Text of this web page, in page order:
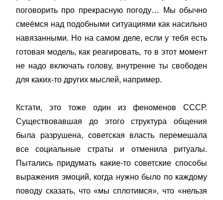
поговорить про прекрасную погоду… Мы обычно
смеёмся над подобными ситуациями как насильно
навязанными. Но на самом деле, если у тебя есть
готовая модель, как реагировать, то в этот момент
не надо включать голову, внутренне ты свободен
для каких-то других мыслей, например.
Кстати, это тоже один из феноменов СССР.
Существовавшая до этого структура общения
была разрушена, советская власть перемешала
все социальные страты и отменила ритуалы.
Пытались придумать какие-то советские способы
выражения эмоций, когда нужно было по каждому
поводу сказать, что «мы сплотимся», что «нельзя